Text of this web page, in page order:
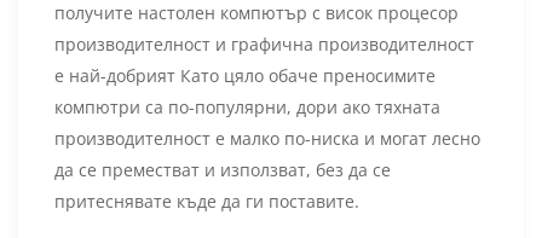
получите настолен компютър с висок процесор
производителност и графична производителност
е най-добрият Като цяло обаче преносимите
компютри са по-популярни, дори ако тяхната
производителност е малко по-ниска и могат лесно
да се преместват и използват, без да се
притеснявате къде да ги поставите.